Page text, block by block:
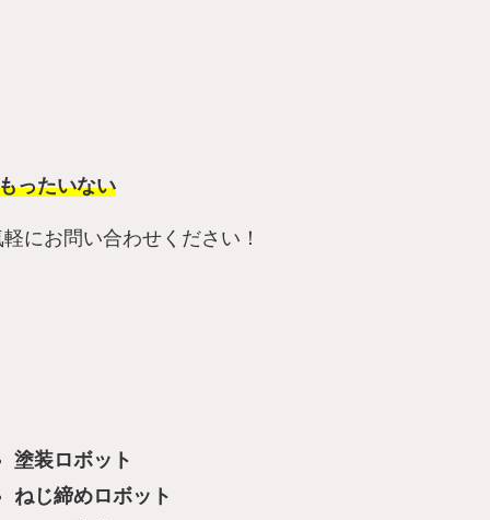
ったいない
にお問い合わせください！
塗装ロボット
ねじ締めロボット